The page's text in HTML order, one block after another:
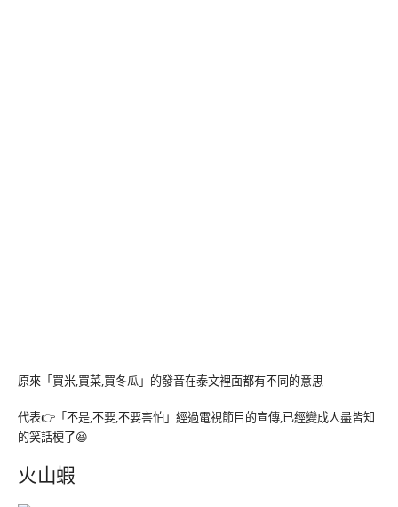
原來「買米,買菜,買冬瓜」的發音在泰文裡面都有不同的意思
代表👉「不是,不要,不要害怕」經過電視節目的宣傳,已經變成人盡皆知
的笑話梗了😆
火山蝦